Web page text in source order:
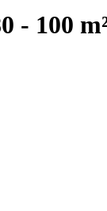
- 100